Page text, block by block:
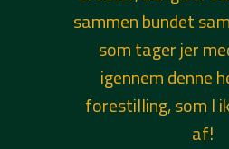
sammen bundet
som tager jer
igennem denne
forestilling, som I
af!